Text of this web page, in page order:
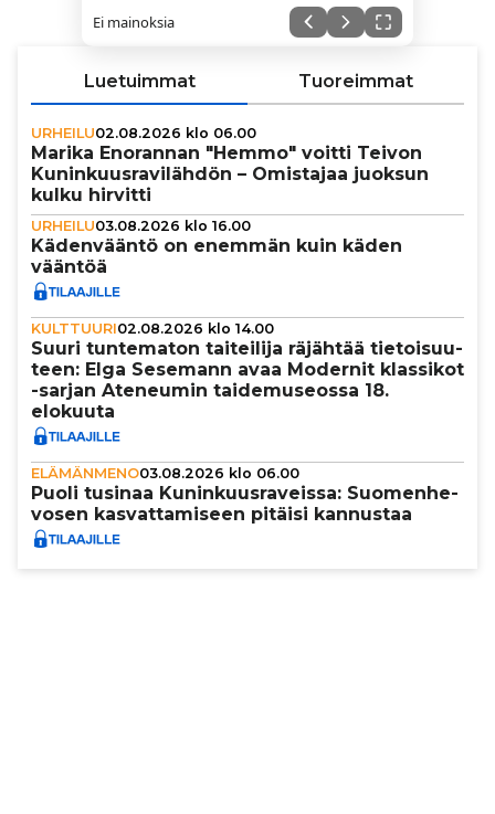
Ei mainoksia
Luetuimmat Tuoreimmat
URHEILU02.08.2026 klo 06.00
Marika Enorannan "Hemmo" voitti Teivon
Kunin­kuus­ra­vi­läh­dön – Omistajaa juoksun
kulku hirvitti
URHEILU03.08.2026 klo 16.00
Käden­vääntö on enemmän kuin käden
vääntöä
KULTTUURI02.08.2026 klo 14.00
Suuri tun­te­ma­ton tai­tei­lija räjähtää tie­toi­suu­
teen: Elga Sesemann avaa Modernit klassikot
-sarjan Ateneumin tai­de­mu­se­ossa 18.
elokuuta
ELÄMÄNMENO03.08.2026 klo 06.00
Puoli tusinaa Kunin­kuus­ra­veissa: Suo­men­he­
vo­sen kas­vat­ta­mi­seen pitäisi kannustaa